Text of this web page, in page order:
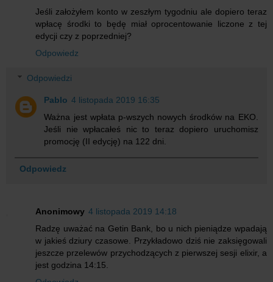
Jeśli założyłem konto w zeszłym tygodniu ale dopiero teraz
wpłacę środki to będę miał oprocentowanie liczone z tej
edycji czy z poprzedniej?
Odpowiedz
Odpowiedzi
Pablo 4 listopada 2019 16:35
Ważna jest wpłata p-wszych nowych środków na EKO.
Jeśli nie wpłacałeś nic to teraz dopiero uruchomisz
promocję (II edycję) na 122 dni.
Odpowiedz
Anonimowy 4 listopada 2019 14:18
Radzę uważać na Getin Bank, bo u nich pieniądze wpadają
w jakieś dziury czasowe. Przykładowo dziś nie zaksięgowali
jeszcze przelewów przychodzących z pierwszej sesji elixir, a
jest godzina 14:15.